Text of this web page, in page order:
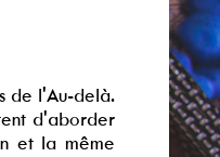
de l'Au-delà.
d'aborder
et la même